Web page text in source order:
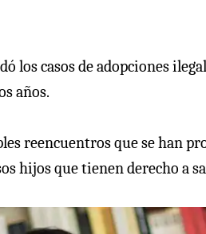
los casos de adopciones
años.
reencuentros que se han
hijos que tienen derecho a